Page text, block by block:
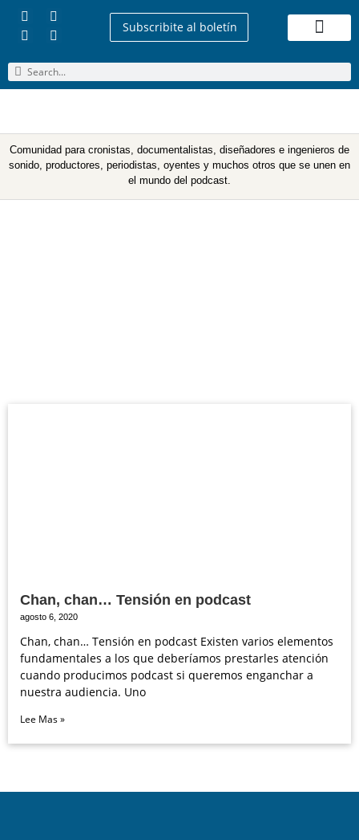
Subscribite al boletín
Comunidad para cronistas, documentalistas, diseñadores e ingenieros de
sonido, productores, periodistas, oyentes y muchos otros que se unen en
el mundo del podcast.
Chan, chan… Tensión en podcast
agosto 6, 2020
Chan, chan… Tensión en podcast Existen varios elementos
fundamentales a los que deberíamos prestarles atención
cuando producimos podcast si queremos enganchar a
nuestra audiencia. Uno
Lee Mas »